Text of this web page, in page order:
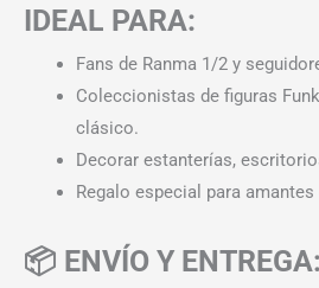
IDEAL PARA:
Fans de Ranma 1/2 y
Coleccionistas de figuras
clásico.
Decorar estanterías,
Regalo especial para
📦 ENVÍO Y ENTREGA: